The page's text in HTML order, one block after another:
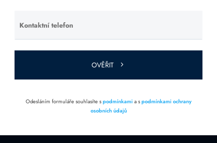
Kontaktní telefon
Ponechte
toto pole
prázdné.
OVĚŘIT
Odesláním formuláře souhlasíte spodmínkamia spodmínkami ochrany
osobních údajů